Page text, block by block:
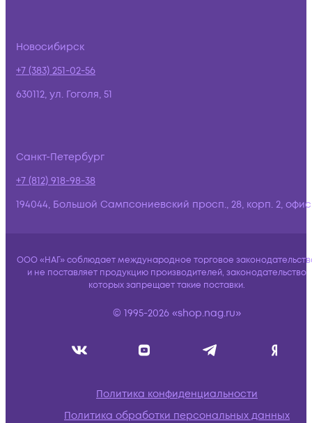
Новосибирск
+7 (383) 251-02-56
630112, ул. Гоголя, 51
Санкт-Петербург
+7 (812) 918-98-38
194044, Большой Сампсониевский просп., 28, корп. 2,
ООО «НАГ» соблюдает международное торговое
и не поставляет продукцию производителей, законодательство
которых запрещает такие поставки.
© 1995-2026 «shop.nag.ru»
Политика конфиденциальности
Политика обработки персональных данных